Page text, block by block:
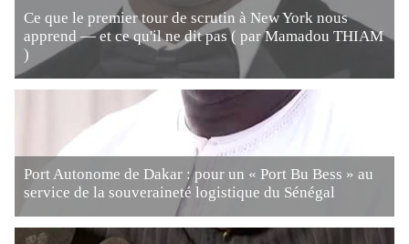
Ce que le premier tour de scrutin à New York nous
apprend — et ce qu'il ne dit pas ( par Mamadou THIAM
)
Port Autonome de Dakar : pour un « Port Bu Bess » au
service de la souveraineté logistique du Sénégal